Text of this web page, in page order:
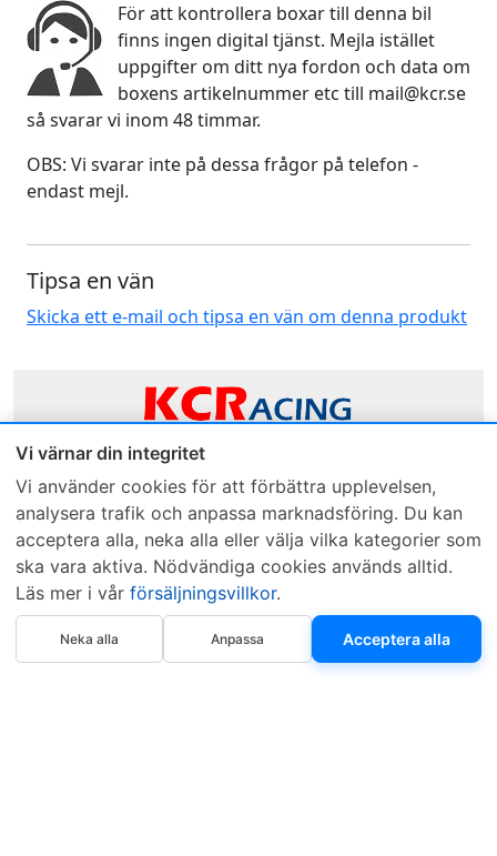
Vi värnar din integritet
Vi använder cookies för att förbättra upplevelsen,
analysera trafik och anpassa marknadsföring. Du kan
acceptera alla, neka alla eller välja vilka kategorier som
ska vara aktiva. Nödvändiga cookies används alltid.
Läs mer i vår försäljningsvillkor.
Neka alla Anpassa Acceptera alla
Köp nu
För att kontrollera boxar till denna bil
finns ingen digital tjänst. Mejla istället
uppgifter om ditt nya fordon och data om
boxens artikelnummer etc till mail@kcr.se
så svarar vi inom 48 timmar.
OBS: Vi svarar inte på dessa frågor på telefon -
endast mejl.
Tipsa en vän
Skicka ett e-mail och tipsa en vän om denna produkt
Sveriges mest sålda dieselbox
Kontakta KCR
Om KCR/Garantier
Teknik / Begagnad box
Återförsäljare
Sök KCR-box
Försäljningsvillkor
Telefon
0515-801 50
Öppettider
Mån-Tor 8:00-16:30
Fredag 8:00-11:30